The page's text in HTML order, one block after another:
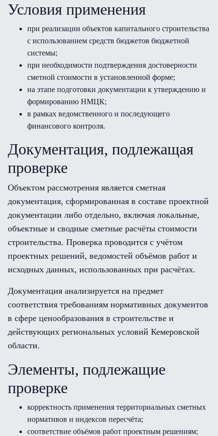
Условия применения
при реализации объектов капитального строительства
с использованием средств бюджетов бюджетной
системы;
при необходимости подтверждения достоверности
сметной стоимости в установленной форме;
на этапе подготовки документации к утверждению и
формированию НМЦК;
в рамках ведомственного и последующего
финансового контроля.
Документация, подлежащая
проверке
Объектом рассмотрения является сметная
документация, сформированная в составе проектной
документации либо отдельно, включая локальные,
объектные и сводные сметные расчёты стоимости
строительства. Проверка проводится с учётом
проектных решений, ведомостей объёмов работ и
исходных данных, использованных при расчётах.
Документация анализируется на предмет
соответствия требованиям нормативных документов
в сфере ценообразования в строительстве и
действующих региональных условий Кемеровской
области.
Элементы, подлежащие
проверке
корректность применения территориальных сметных
нормативов и индексов пересчёта;
соответствие объёмов работ проектным решениям;